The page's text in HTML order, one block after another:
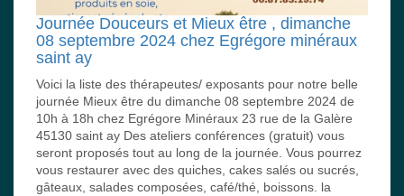
Journée Douceurs et Mieux être , dimanche
08 septembre 2024 chez Egrégore minéraux
saint ay
Voici la liste des thérapeutes/ exposants pour notre belle
journée Mieux être du dimanche 08 septembre 2024 de
10h à 18h chez Egrégore Minéraux 23 rue de la Galère
45130 saint ay Des ateliers conférences (gratuit) vous
seront proposés tout au long de la journée. Vous pourrez
vous restaurer avec des quiches, cakes salés ou sucrés,
gâteaux, salades composées, café/thé, boissons. la